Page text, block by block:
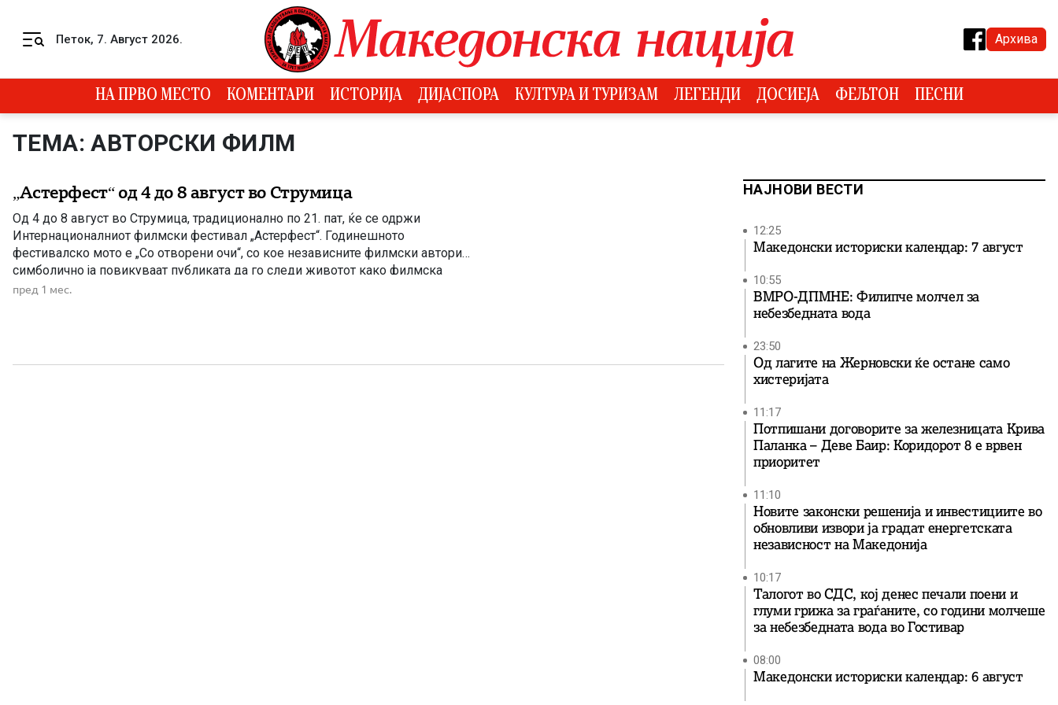
Петок, 7. Август 2026. Архива
НА ПРВО МЕСТО КОМЕНТАРИ ИСТОРИЈА ДИЈАСПОРА КУЛТУРА И ТУРИЗАМ ЛЕГЕНДИ ДОСИЕЈА ФЕЉТОН ПЕСНИ
ТЕМА: АВТОРСКИ ФИЛМ
„Астерфест“ од 4 до 8 август во Струмица
Од 4 до 8 август во Струмица, традиционално по 21. пат, ќе се одржи
Интернационалниот филмски фестивал „Астерфест“. Годинешното
фестивалско мото е „Со отворени очи“, со кое независните филмски автори
симболично ја повикуваат публиката да го следи животот како филмска
лента, низ бројни приказни од различни краишта на светот. Фестивалот,
пред 1 мес.
НАЈНОВИ ВЕСТИ
12:25
Македонски историски календар: 7 август
10:55
ВМРО-ДПМНЕ: Филипче молчел за
небезбедната вода
23:50
Од лагите на Жерновски ќе остане само
хистеријата
11:17
Потпишани договорите за железницата Крива
Паланка – Деве Баир: Коридорот 8 е врвен
приоритет
11:10
Новите законски решенија и инвестициите во
обновливи извори ја градат енергетската
независност на Македонија
10:17
Талогот во СДС, кој денес печали поени и
глуми грижа за граѓаните, со години молчеше
за небезбедната вода во Гостивар
08:00
Македонски историски календар: 6 август